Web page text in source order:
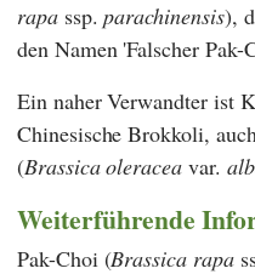
rapassp.parachinensis),
den Namen 'Falscher Pak-
Ein naher Verwandter ist
Chinesische Brokkoli,
(Brassica oleracea var.
Weiterführende
Pak-Choi (Brassica rapa